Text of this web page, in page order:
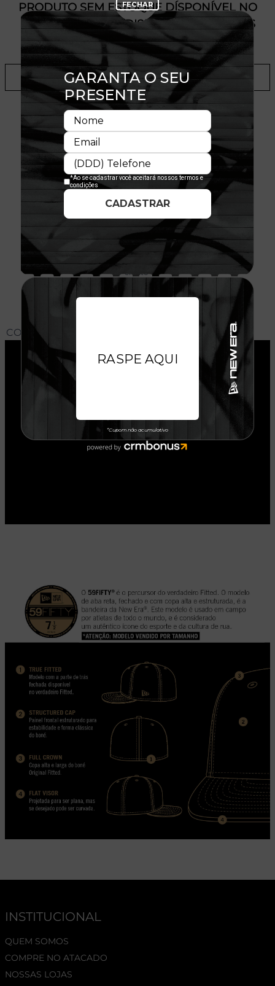
PRODUTO SEM ESTOQUE DÍSPONÍVEL NO
SITE, CONSULTE A DISPONIBILIDADE NAS
LOJAS
ADICIONAR A LISTA DE DESEJOS
AVALIAÇÕES DO PRODUTO
02/12/2025
Perfeito
Perfeito
CONHEÇA O MODELO DO BONÉ
INSTITUCIONAL
QUEM SOMOS
COMPRE NO ATACADO
NOSSAS LOJAS